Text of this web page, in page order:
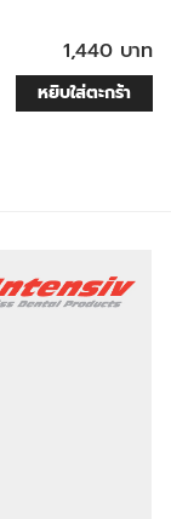
1,440 บาท
หยิบใส่ตะกร้า